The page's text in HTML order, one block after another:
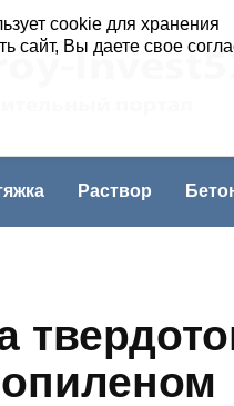
Раствор
cookie для хранения
сайт, Вы даете свое